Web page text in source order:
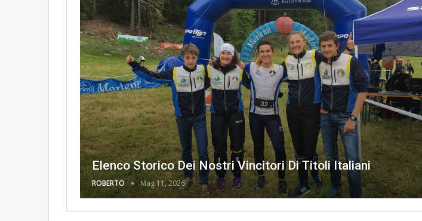
Elenco Storico Dei Nostri Vincitori Di Titoli Italiani
ROBERTO Mag 11, 2026